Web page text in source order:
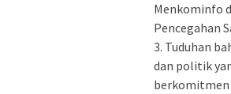
Menkominfo
Pencegahan
3. ⁠Tuduhan
dan politik
berkomitmen